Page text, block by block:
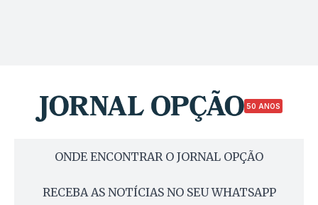
50 ANOS
ONDE ENCONTRAR O JORNAL OPÇÃO
RECEBA AS NOTÍCIAS NO SEU WHATSAPP